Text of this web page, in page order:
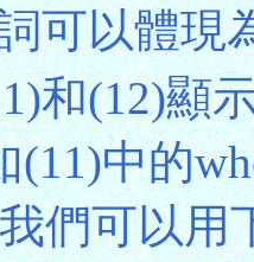
可以體現
和(12)顯
(11)中的
們可以